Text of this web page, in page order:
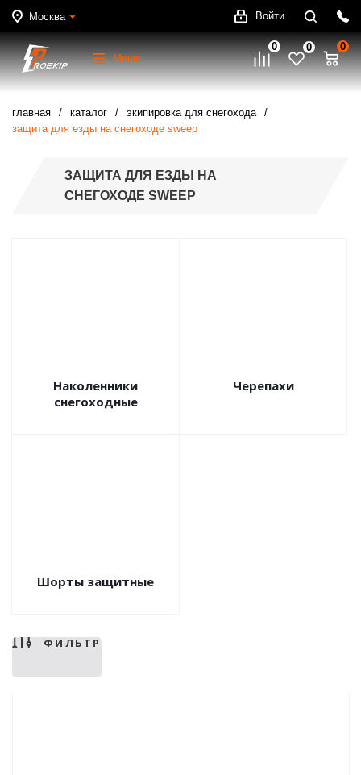
Москва Войти
Меню
0 0 0
главная каталог
экипировка для снегохода
защита для езды на снегоходе sweep
ЗАЩИТА ДЛЯ ЕЗДЫ НА
СНЕГОХОДЕ SWEEP
Наколенники
снегоходные
Черепахи
Шорты защитные
ФИЛЬТР